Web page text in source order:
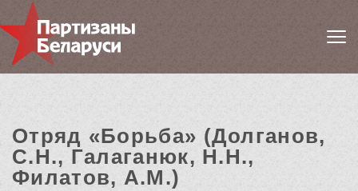
Отряд «Борьба» (Долганов,
С.Н., Галаганюк, Н.Н.,
Филатов, А.М.)